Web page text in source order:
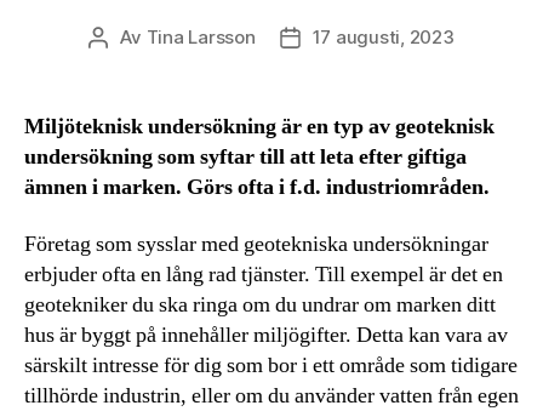
Inläggsförfattare
Av Tina Larsson Inläggsdatum
17 augusti, 2023
Miljöteknisk undersökning är en typ av geoteknisk
undersökning som syftar till att leta efter giftiga
ämnen i marken. Görs ofta i f.d. industriområden.
Företag som sysslar med geotekniska undersökningar
erbjuder ofta en lång rad tjänster. Till exempel är det en
geotekniker du ska ringa om du undrar om marken ditt
hus är byggt på innehåller miljögifter. Detta kan vara av
särskilt intresse för dig som bor i ett område som tidigare
tillhörde industrin, eller om du använder vatten från egen